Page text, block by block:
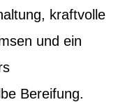
kraftvolle
und ein
Bereifung.